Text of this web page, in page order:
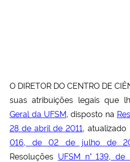
O DIRETOR DO CENTRO DE
suas atribuições legais que
Geral da UFSM, disposto na
28 de abril de 2011, atualizado
016, de 02 de julho de
Resoluções UFSM n° 139,